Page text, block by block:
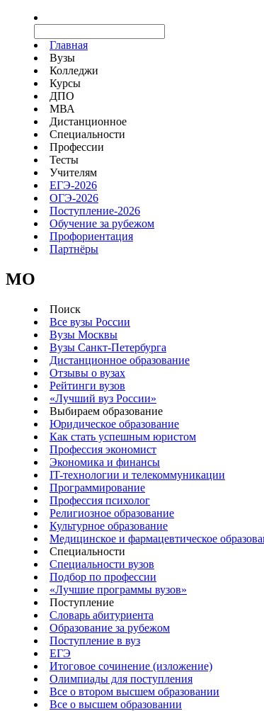
Главная
Вузы
Колледжи
Курсы
ДПО
МВА
Дистанционное
Специальности
Профессии
Тесты
Учителям
ЕГЭ-2026
ОГЭ-2026
Поступление-2026
Обучение за рубежом
Профориентация
Партнёры
MO
Поиск
Все вузы России
Вузы Москвы
Вузы Санкт-Петербурга
Дистанционное образование
Отзывы о вузах
Рейтинги вузов
«Лучший вуз России»
Выбираем образование
Юридическое образование
Как стать успешным юристом
Профессия экономист
Экономика и финансы
IT-технологии и телекоммуникации
Программирование
Профессия психолог
Религиозное образование
Культурное образование
Медицинское и фармацевтическое
Специальности
Специальности вузов
Подбор по профессии
«Лучшие программы вузов»
Поступление
Словарь абитуриента
Образование за рубежом
Поступление в вуз
ЕГЭ
Итоговое сочинение (изложение)
Олимпиады для поступления
Все о втором высшем образовании
Все о высшем образовании